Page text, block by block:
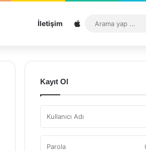
İletişim Sitemap
Kayıt Ol